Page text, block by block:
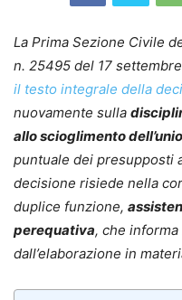
La Prima Sezione Civile
n. 25495 del 17
il testo integrale della
nuovamente sulla
allo scioglimento
puntuale dei presupposti
decisione risiede nella
duplice funzione,
perequativa, che
dall’elaborazione in